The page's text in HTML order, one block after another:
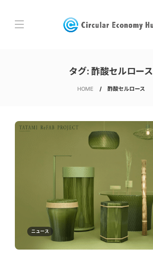
タグ: 酢酸セルロース
HOME 酢酸セルロース
ニュース